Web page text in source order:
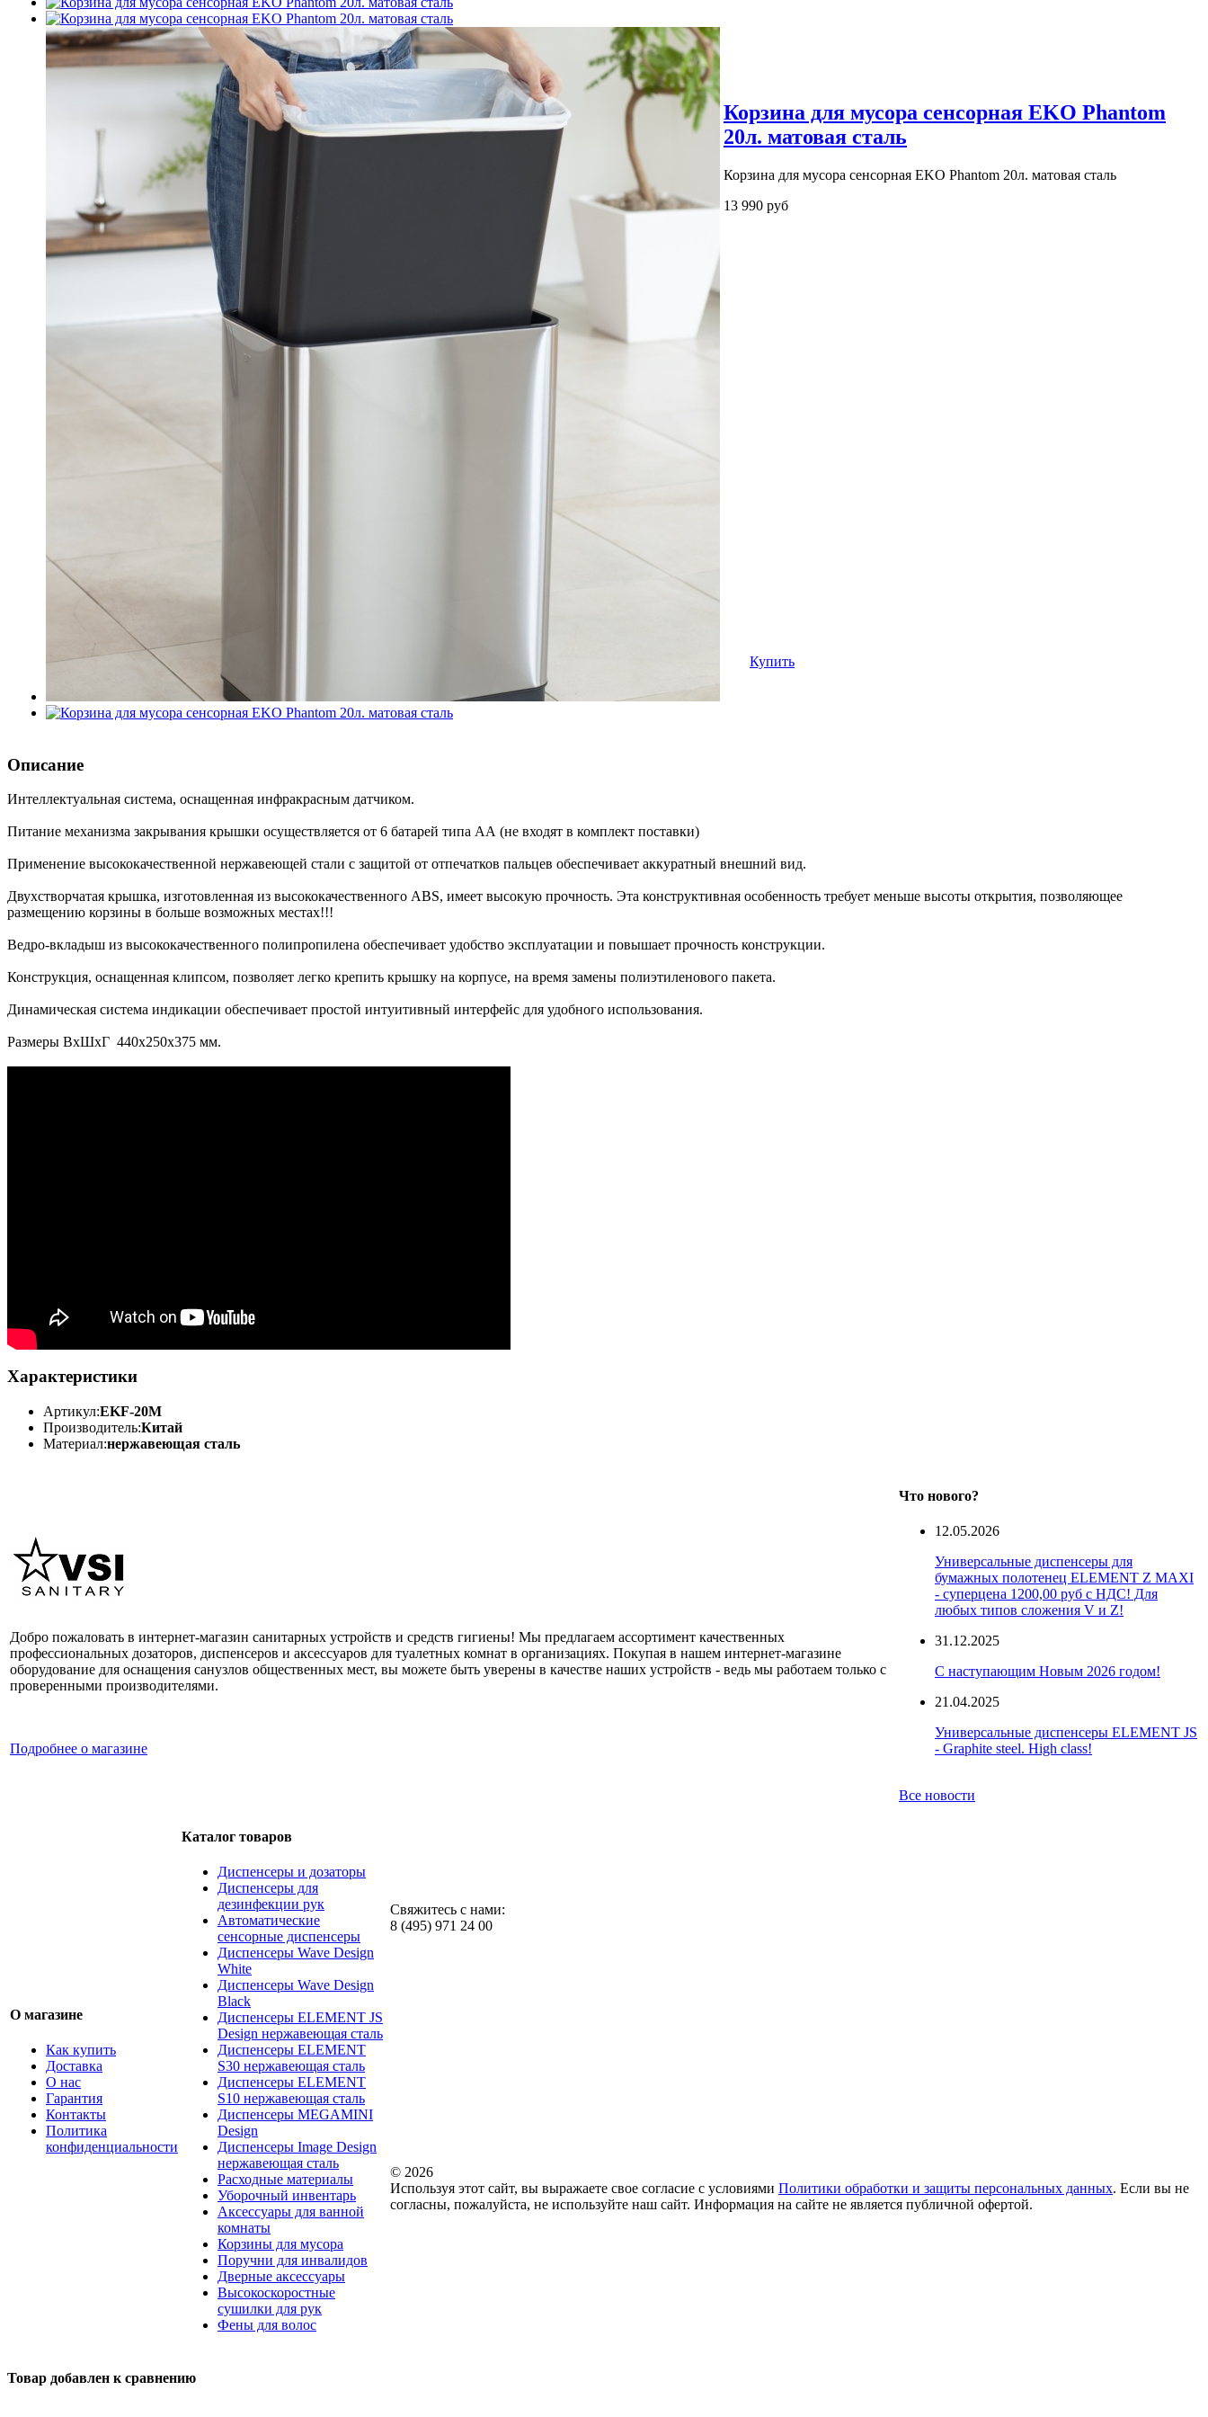
Корзина для мусора сенсорная EKO Phantom
20л. матовая сталь
Корзина для мусора сенсорная EKO Phantom 20л. матовая сталь
13 990 руб
Купить
Описание
Интеллектуальная система, оснащенная инфракрасным датчиком.
Питание механизма закрывания крышки осуществляется от 6 батарей типа АА (не входят в комплект поставки)
Применение высококачественной нержавеющей стали с защитой от отпечатков пальцев обеспечивает аккуратный внешний вид.
Двухстворчатая крышка, изготовленная из высококачественного ABS, имеет высокую прочность. Эта конструктивная особенность требует меньше высоты открытия, позволяющее
размещению корзины в больше возможных местах!!!
Ведро-вкладыш из высококачественного полипропилена обеспечивает удобство эксплуатации и повышает прочность конструкции.
Конструкция, оснащенная клипсом, позволяет легко крепить крышку на корпусе, на время замены полиэтиленового пакета.
Динамическая система индикации обеспечивает простой интуитивный интерфейс для удобного использования.
Размеры ВхШхГ 440х250х375 мм.
Характеристики
Артикул:EKF-20M
Производитель:Китай
Материал:нержавеющая сталь
Добро пожаловать в интернет-магазин санитарных устройств и средств гигиены! Мы предлагаем ассортимент качественных
профессиональных дозаторов, диспенсеров и аксессуаров для туалетных комнат в организациях. Покупая в нашем интернет-магазине
оборудование для оснащения санузлов общественных мест, вы можете быть уверены в качестве наших устройств - ведь мы работаем только с
проверенными производителями.
Подробнее о магазине
Что нового?
12.05.2026
Универсальные диспенсеры для
бумажных полотенец ELEMENT Z MAXI
- суперцена 1200,00 руб с НДС! Для
любых типов сложения V и Z!
31.12.2025
С наступающим Новым 2026 годом!
21.04.2025
Универсальные диспенсеры ELEMENT JS
- Graphite steel. High class!
Все новости
О магазине
Как купить
Доставка
О нас
Гарантия
Контакты
Политика
конфиденциальности
Каталог товаров
Диспенсеры и дозаторы
Диспенсеры для
дезинфекции рук
Автоматические
сенсорные диспенсеры
Диспенсеры Wave Design
White
Диспенсеры Wave Design
Black
Диспенсеры ELEMENT JS
Design нержавеющая сталь
Диспенсеры ELEMENT
S30 нержавеющая сталь
Диспенсеры ELEMENT
S10 нержавеющая сталь
Диспенсеры MEGAMINI
Design
Диспенсеры Image Design
нержавеющая сталь
Расходные материалы
Уборочный инвентарь
Аксессуары для ванной
комнаты
Корзины для мусора
Поручни для инвалидов
Дверные аксессуары
Высокоскоростные
сушилки для рук
Фены для волос
Свяжитесь с нами:
8 (495) 971 24 00
© 2026
Используя этот сайт, вы выражаете свое согласие с условиями Политики обработки и защиты персональных данных. Если вы не
согласны, пожалуйста, не используйте наш сайт. Информация на сайте не является публичной офертой.
Товар добавлен к сравнению